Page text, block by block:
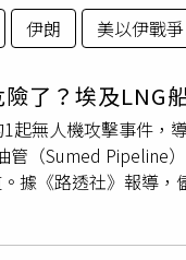
伊朗 美以伊戰爭
了？埃及LNG
起無人機攻擊事件，
管（Sumed Pipeline
據《路透社》報導
峽（Bab el-Mandeb